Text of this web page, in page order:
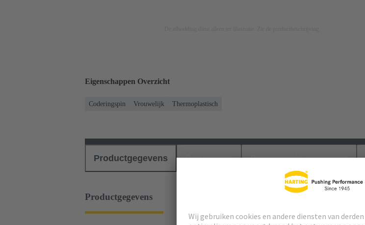
Eigenschappen Overzicht
Coderingspin Vrouwelijk Thermoplastisch
Productgegevens Downloads Bijpassende producten
Productgegevens